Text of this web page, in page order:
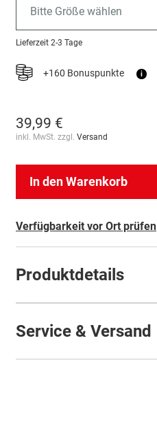
Bitte Größe wählen
Lieferzeit 2-3 Tage
+160 Bonuspunkte i
39,99 €
inkl. MwSt. zzgl. Versand
In den Warenkorb
Verfügbarkeit vor Ort prüfen
Produktdetails
Service & Versand